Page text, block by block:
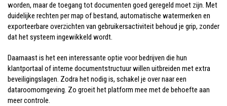
worden, maar de toegang tot documenten goed geregeld moet zijn. Met
duidelijke rechten per map of bestand, automatische watermerken en
exporteerbare overzichten van gebruikersactiviteit behoud je grip, zonder
dat het systeem ingewikkeld wordt.
Daarnaast is het een interessante optie voor bedrijven die hun
klantportaal of interne documentstructuur willen uitbreiden met extra
beveiligingslagen. Zodra het nodig is, schakel je over naar een
dataroomomgeving. Zo groeit het platform mee met de behoefte aan
meer controle.